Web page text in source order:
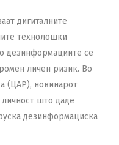
дигиталните
технолошки
дезинформациите се
личен ризик. Во
(ЦАР), новинарот
што даде
дезинформациска